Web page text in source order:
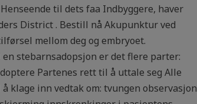
til dets faa Indbyggere, haver
District . Bestill nå Akupunktur ved
mellom deg og embryoet.
stebarnsadopsjon er det flere parter:
Partenes rett til å uttale seg Alle
klage inn vedtak om: tvungen observasjon